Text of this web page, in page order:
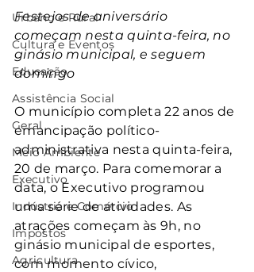
Urbano e Rural
Cultura e Eventos
Educação
Assistência Social
Geral
Meio Ambiente
Executivo
Indústria e Comércio
Impostos
Agricultura
Festejos de aniversário
começam nesta quinta-feira, no
ginásio municipal, e seguem
domingo
O município completa 22 anos de
emancipação político-
administrativa nesta quinta-feira,
20 de março. Para comemorar a
data, o Executivo programou
uma série de atividades. As
atrações começam às 9h, no
ginásio municipal de esportes,
com momento cívico,